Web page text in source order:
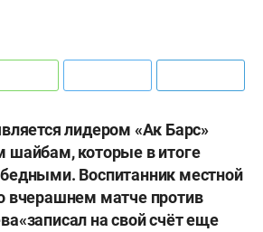
лидером «Ак Барс»
шайбам, которые в итоге
Воспитанник местной
вчерашнем матче против
«записал на свой счёт еще